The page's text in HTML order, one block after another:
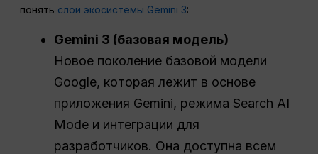
понять слои экосистемы Gemini 3:
Gemini 3 (базовая модель)
Новое поколение базовой модели
Google, которая лежит в основе
приложения Gemini, режима Search AI
Mode и интеграции для
разработчиков. Она доступна всем